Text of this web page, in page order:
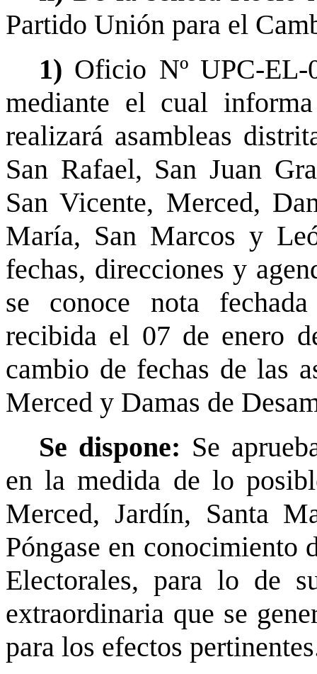
Partido Unión para el
1) Oficio Nº UPC-
mediante el cual
realizará asambleas
San Rafael, San Juan
San Vicente, Merced,
María, San Marcos y
fechas, direcciones y
se conoce nota
recibida el 07 de enero
cambio de fechas de las
Merced y Damas de
Se dispone: Se
en la medida de lo
Merced, Jardín, Santa
Póngase en conocimiento
Electorales, para lo de
extraordinaria que se
para los efectos